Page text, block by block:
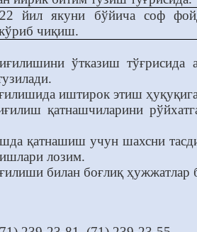
йил якуни бўйича соф
чиқиш.
ўтказиш тўғрисида
иштирок этиш ҳуқуқига
қатнашчиларини
қатнашиш учун шахсни
лозим.
билан боғлиқ